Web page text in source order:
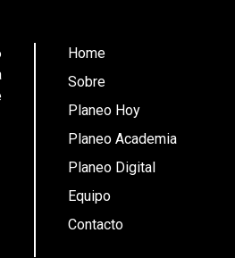
Home
Sobre
Planeo Hoy
Planeo Academia
Planeo Digital
Equipo
Contacto